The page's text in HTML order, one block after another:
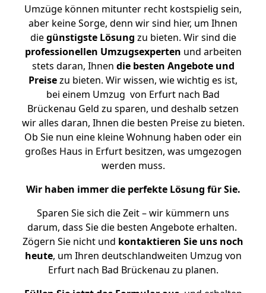
Umzüge können mitunter recht kostspielig sein,
aber keine Sorge, denn wir sind hier, um Ihnen
diegünstigste Lösung zu bieten. Wir sind die
professionellen Umzugsexperten und arbeiten
stets daran, Ihnen die besten Angebote und
Preisezu bieten. Wir wissen, wie wichtig es ist,
bei einem Umzug von Erfurt nach Bad
Brückenau Geld zu sparen, und deshalb setzen
wir alles daran, Ihnen die besten Preise zu bieten.
Ob Sie nun eine kleine Wohnung haben oder ein
großes Haus in Erfurt besitzen, was umgezogen
werden muss.
Wir haben immer die perfekte Lösung für Sie.
Sparen Sie sich die Zeit – wir kümmern uns
darum, dass Sie die besten Angebote erhalten.
Zögern Sie nicht und kontaktieren Sie uns noch
heute, um Ihren deutschlandweiten Umzug von
Erfurt nach Bad Brückenau zu planen.